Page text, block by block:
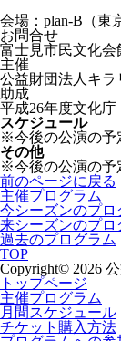
会場：plan-B（東
お問合せ
富士見市民文化会
主催
公益財団法人キラ
助成
平成26年度文化
スケジュール
※今後の公演の予
その他
※今後の公演の予
前のページに戻る
主催プログラム
今シーズンのプロ
来シーズンのプロ
過去のプログラム
TOP
Copyright© 2026
トップページ
主催プログラム
月間スケジュール
チケット購入方法